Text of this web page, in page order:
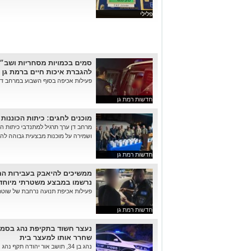
פלילי
חדשות רמת גן
סמים בכמויות מסחריות
להגברת איכות חיים ברמת גן
פעילות אכיפה בסוף השבוע במרחב
חדשות רמת גן
מוכנים לחגים: כיתות
מרחב דן ערך תרגיל למתנדבי כיתות
ושמירה על מוכנות מבצעית גבוהה
חדשות רמת גן
נרשמו במבצע משטרתי
פעילות אכיפת תנועה נרחבת של
נעצר חשוד בתקיפת נהג
שחרר אותו למעצר בית
נהג בן 34, תושב אור יהודה תקף נהג אחר על רקע שימוש בדרך בכביש...